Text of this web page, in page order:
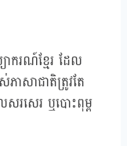
ករណ៍ខ្មែរ ដែល
ភាសាជាតិត្រូវតែ
រសេរ ឬបោះពុម្ព